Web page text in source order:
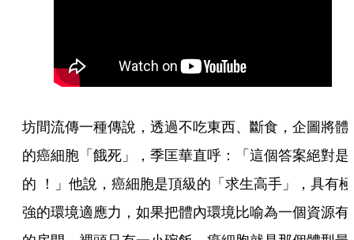
坊間流傳一種傳說，透過不吃東西、斷食，企圖將體
的癌細胞「餓死」，季匡華直呼：「這個答案絕對是
的 ！」他說，癌細胞是頂級的「求生高手」，具有極
強的環境適應力，如果把體內環境比喻為一個資源有